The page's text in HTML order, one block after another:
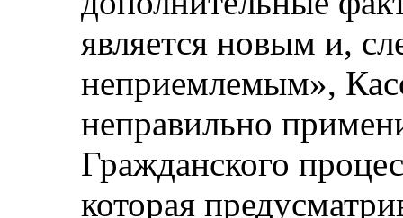
является новым и,
неприемлемым»,
неправильно
Гражданского
которая